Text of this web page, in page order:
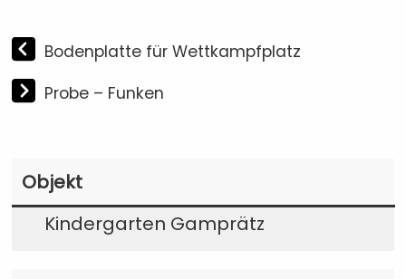
Bodenplatte für Wettkampfplatz
Probe – Funken
Objekt
Kindergarten Gamprätz